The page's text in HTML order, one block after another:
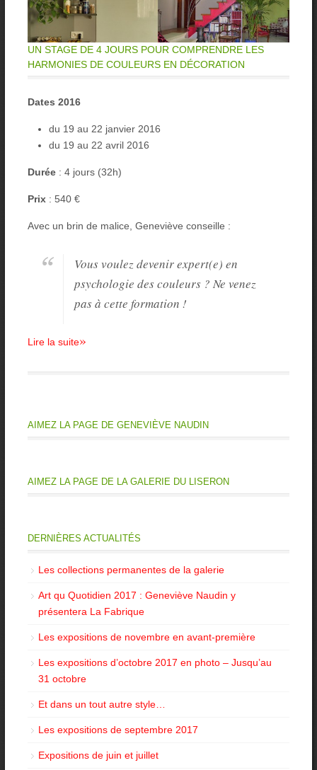
UN STAGE DE 4 JOURS POUR COMPRENDRE LES
HARMONIES DE COULEURS EN DÉCORATION
Dates 2016
du 19 au 22 janvier 2016
du 19 au 22 avril 2016
Durée: 4 jours (32h)
Prix: 540 €
Avec un brin de malice, Geneviève conseille :
Vous voulez devenir expert(e) en
psychologie des couleurs ? Ne venez
pas à cette formation !
Lire la suite»
AIMEZ LA PAGE DE GENEVIÈVE NAUDIN
AIMEZ LA PAGE DE LA GALERIE DU LISERON
DERNIÈRES ACTUALITÉS
Les collections permanentes de la galerie
Art qu Quotidien 2017 : Geneviève Naudin y
présentera La Fabrique
Les expositions de novembre en avant-première
Les expositions d’octobre 2017 en photo – Jusqu’au
31 octobre
Et dans un tout autre style…
Les expositions de septembre 2017
Expositions de juin et juillet